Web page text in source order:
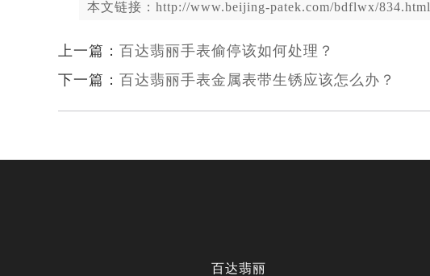
本文链接：http://www.beijing-patek.com/bdflwx/834.html
上一篇： 百达翡丽手表偷停该如何处理？
下一篇： 百达翡丽手表金属表带生锈应该怎么办？
百达翡丽